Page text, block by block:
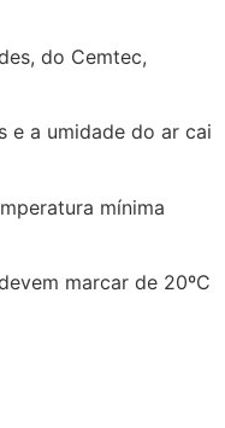
do Cemtec,
e a umidade do ar cai
mínima
marcar de 20ºC